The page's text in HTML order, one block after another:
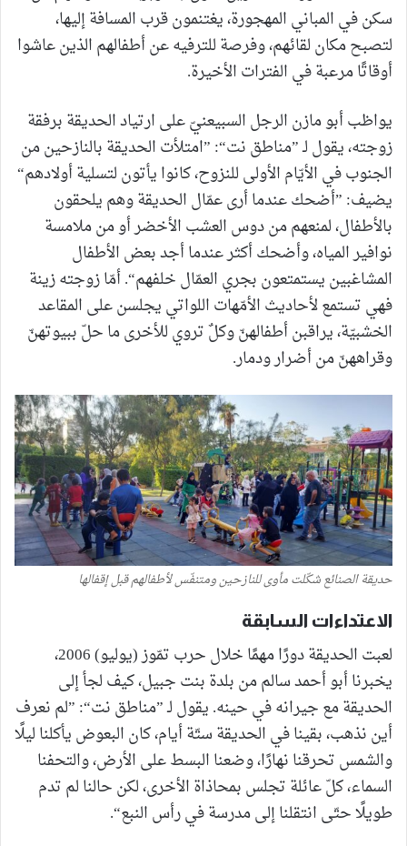
سكن في المباني المهجورة، يغتنمون قرب المسافة إليها،
لتصبح مكان لقائهم، وفرصة للترفيه عن أطفالهم الذين عاشوا
أوقاتًا مرعبة في الفترات الأخيرة.
يواظب أبو مازن الرجل السبيعنيّ على ارتياد الحديقة برفقة
زوجته، يقول لـ ”مناطق نت“: ”امتلأت الحديقة بالنازحين من
الجنوب في الأيّام الأولى للنزوح، كانوا يأتون لتسلية أولادهم“
يضيف: ”أضحك عندما أرى عمّال الحديقة وهم يلحقون
بالأطفال، لمنعهم من دوس العشب الأخضر أو من ملامسة
نوافير المياه، وأضحك أكثر عندما أجد بعض الأطفال
المشاغبين يستمتعون بجري العمّال خلفهم“. أمّا زوجته زينة
فهي تستمع لأحاديث الأمّهات اللواتي يجلسن على المقاعد
الخشبيّة، يراقبن أطفالهنّ وكلٌ تروي للأخرى ما حلّ ببيوتهنّ
وقراههنّ من أضرار ودمار.
حديقة الصنائع شكّلت مأوى للنازحين ومتنفّس لأطفالهم قبل إقفالها
الاعتداءات السابقة
لعبت الحديقة دورًا مهمًا خلال حرب تمّوز (يوليو) 2006،
يخبرنا أبو أحمد سالم من بلدة بنت جبيل، كيف لجأ إلى
الحديقة مع جيرانه في حينه. يقول لـ ”مناطق نت“: ”لم نعرف
أين نذهب، بقينا في الحديقة ستّة أيام، كان البعوض يأكلنا ليلًا
والشمس تحرقنا نهارًا، وضعنا البسط على الأرض، والتحفنا
السماء، كلّ عائلة تجلس بمحاذاة الأخرى، لكن حالنا لم تدم
طويلًا حتّى انتقلنا إلى مدرسة في رأس النبع“.